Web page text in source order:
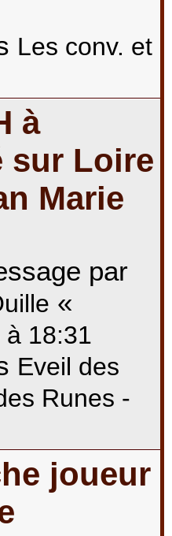
Les conv. et
à
sur Loire
Marie
par
«
18:31
Eveil des
Runes -
joueur